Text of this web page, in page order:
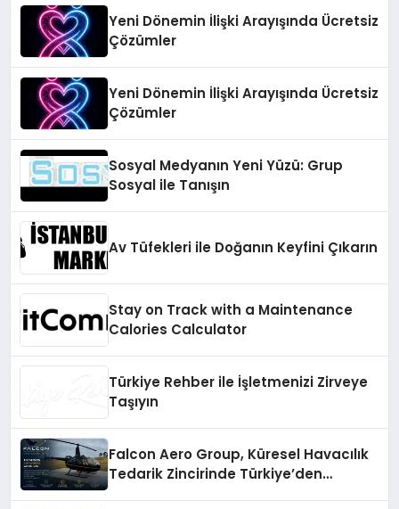
Yeni Dönemin İlişki Arayışında Ücretsiz
Çözümler
Yeni Dönemin İlişki Arayışında Ücretsiz
Çözümler
Sosyal Medyanın Yeni Yüzü: Grup
Sosyal ile Tanışın
Av Tüfekleri ile Doğanın Keyfini Çıkarın
Stay on Track with a Maintenance
Calories Calculator
Türkiye Rehber ile İşletmenizi Zirveye
Taşıyın
Falcon Aero Group, Küresel Havacılık
Tedarik Zincirinde Türkiye’den